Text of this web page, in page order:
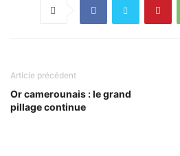
Article précédent
Or camerounais : le grand
pillage continue